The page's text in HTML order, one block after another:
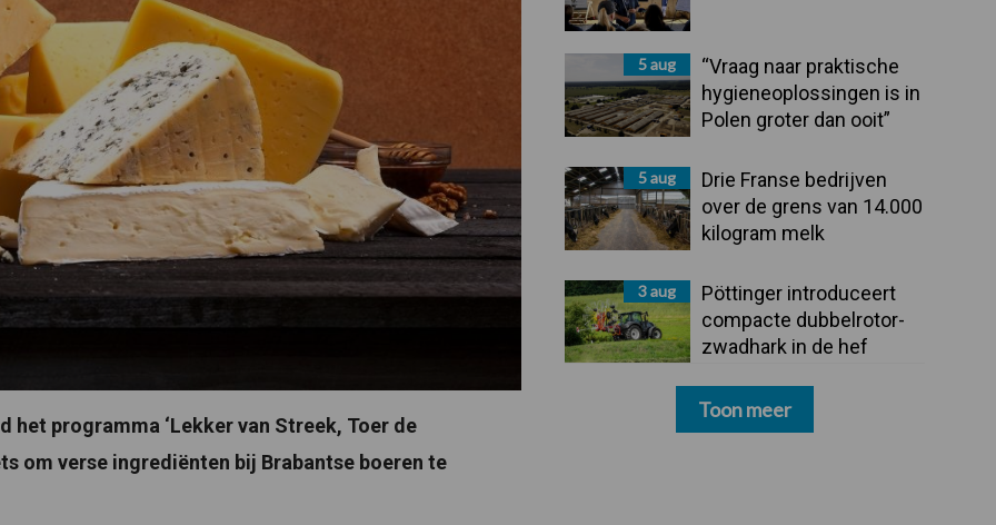
het programma ‘Lekker van Streek, Toer de
om verse ingrediënten bij Brabantse boeren te
5 aug
“Vraag naar praktische
hygieneoplossingen is in
Polen groter dan ooit”
5 aug
Drie Franse bedrijven
over de grens van 14.000
kilogram melk
3 aug
Pöttinger introduceert
compacte dubbelrotor-
zwadhark in de hef
Toon meer